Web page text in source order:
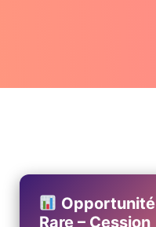
Opportunité
Rare – Cession